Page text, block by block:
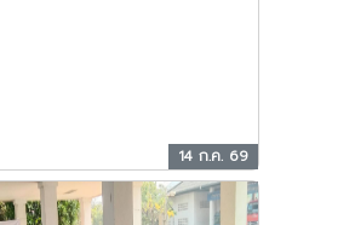
14 ก.ค. 69